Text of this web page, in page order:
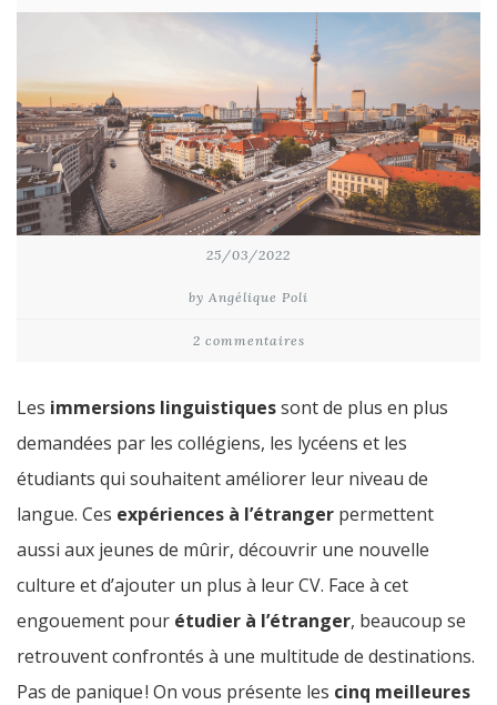
25/03/2022
by Angélique Poli
2 commentaires
Les immersions linguistiquessont de plus en plus
demandées par les collégiens, les lycéens et les
étudiants qui souhaitent améliorer leur niveau de
langue. Ces expériences à l’étranger permettent
aussi aux jeunes de mûrir, découvrir une nouvelle
culture et d’ajouter un plus à leur CV. Face à cet
engouement pour étudier à l’étranger, beaucoup se
retrouvent confrontés à une multitude de destinations.
Pas de panique ! On vous présente les cinq meilleures